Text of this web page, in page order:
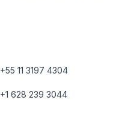
+55 11 3197 4304
+1 628 239 3044